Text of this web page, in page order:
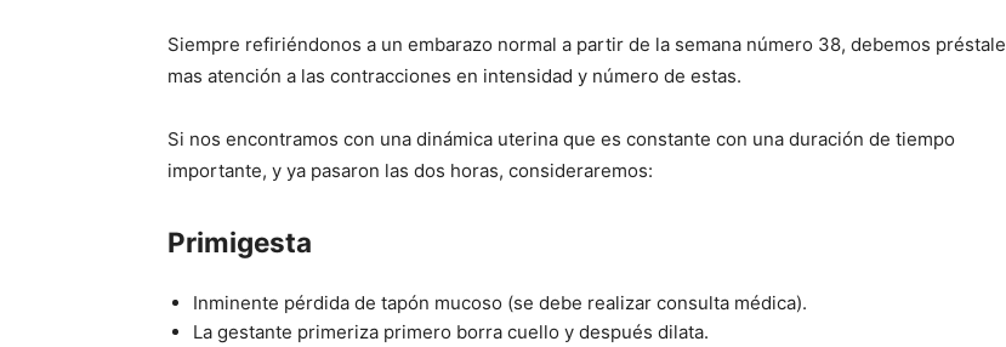
Siempre refiriéndonos a un embarazo normal a partir de la semana número 38, debemos préstale
mas atención a las contracciones en intensidad y número de estas.
Si nos encontramos con una dinámica uterina que es constante con una duración de tiempo
importante, y ya pasaron las dos horas, consideraremos:
Primigesta
Inminente pérdida de tapón mucoso (se debe realizar consulta médica).
La gestante primeriza primero borra cuello y después dilata.